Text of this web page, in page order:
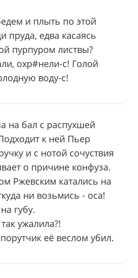
и плыть по этой
пруда, едва касаясь
пурпуром листвы?
охр#нели-с! Голой
воду-с!
на бал с распухшей
к ней Пьер
и с нотой сочуствия
о причине конфуза.
Ржевским катались на
ни возьмись - оса!
губу.
ужалила?!
её веслом убил.